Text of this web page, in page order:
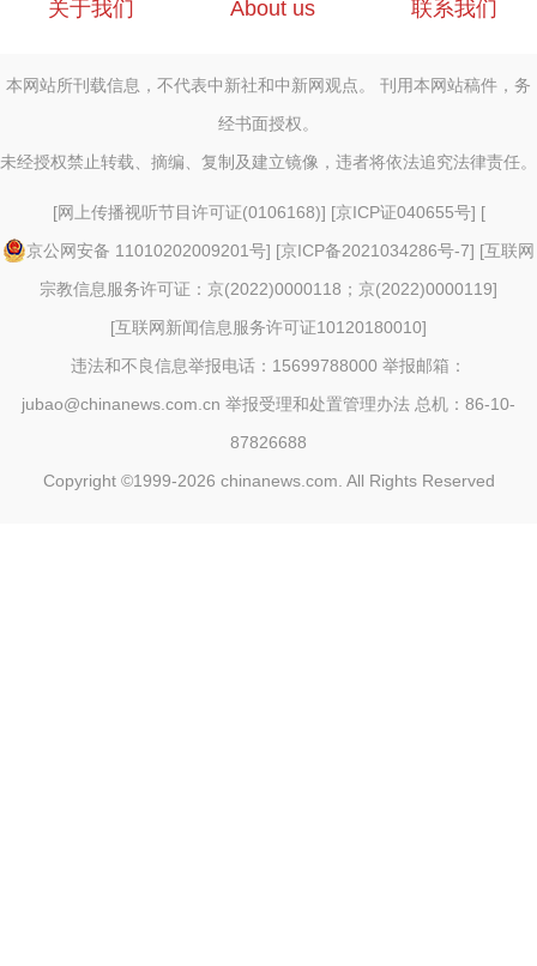
关于我们 About us 联系我们
本网站所刊载信息，不代表中新社和中新网观点。 刊用本网站稿件，务
经书面授权。
未经授权禁止转载、摘编、复制及建立镜像，违者将依法追究法律责任。
[网上传播视听节目许可证(0106168)] [京ICP证040655号] [
京公网安备 11010202009201号] [京ICP备2021034286号-7] [互联网
宗教信息服务许可证：京(2022)0000118；京(2022)0000119]
[互联网新闻信息服务许可证10120180010]
违法和不良信息举报电话：15699788000 举报邮箱：
jubao@chinanews.com.cn 举报受理和处置管理办法 总机：86-10-
87826688
Copyright ©1999-2026 chinanews.com. All Rights Reserved